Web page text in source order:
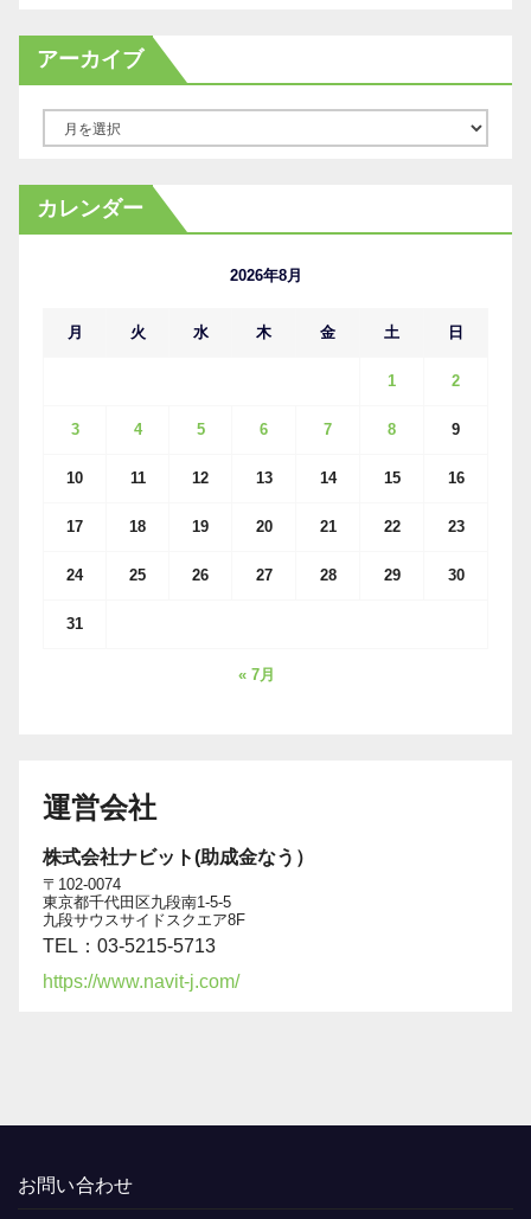
アーカイブ
カ
イ
カレンダー
2026年8月
月 火 水 木 金 土 日
1 2
3 4 5 6 7 8 9
10 11 12 13 14 15 16
17 18 19 20 21 22 23
24 25 26 27 28 29 30
31
« 7月
運営会社
株式会社ナビット(助成金なう）
〒102-0074
東京都千代田区九段南1-5-5
九段サウスサイドスクエア8F
TEL：03-5215-5713
https://www.navit-j.com/
お問い合わせ